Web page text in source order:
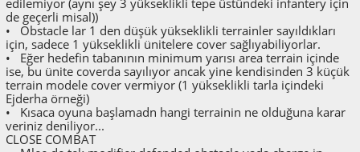
edilemiyor (aynı şey 3 yükseklikli tepe üstündeki infantery için
de geçerli misal))
• Obstacle lar 1 den düşük yükseklikli terrainler sayıldıkları
için, sadece 1 yükseklikli ünitelere cover sağlıyabiliyorlar.
• Eğer hedefin tabanının minimum yarısı area terrain içinde
ise, bu ünite coverda sayılıyor ancak yine kendisinden 3 küçük
terrain modele cover vermiyor (1 yükseklikli tarla içindeki
Ejderha örneği)
• Kısaca oyuna başlamadn hangi terrainin ne olduğuna karar
veriniz deniliyor...
CLOSE COMBAT